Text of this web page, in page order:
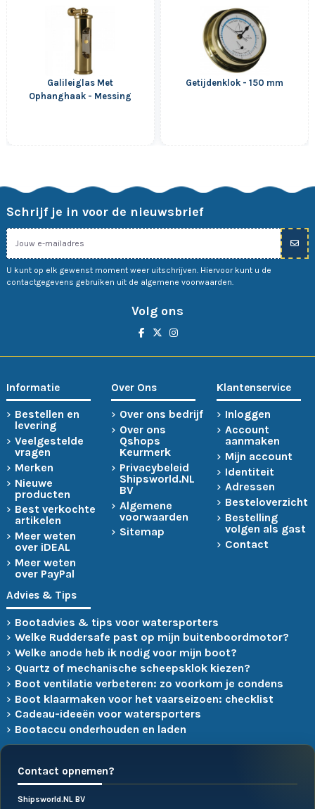
Galileiglas Met
Ophanghaak - Messing
Getijdenklok - 150 mm
Schrijf je in voor de nieuwsbrief
U kunt op elk gewenst moment weer uitschrijven. Hiervoor kunt u de
contactgegevens gebruiken uit de algemene voorwaarden.
Volg ons
Informatie
Bestellen en
levering
Veelgestelde
vragen
Merken
Nieuwe
producten
Best verkochte
artikelen
Meer weten
over iDEAL
Meer weten
over PayPal
Over Ons
Over ons bedrijf
Over ons
Qshops
Keurmerk
Privacybeleid
Shipsworld.NL
BV
Algemene
voorwaarden
Sitemap
Klantenservice
Inloggen
Account
aanmaken
Mijn account
Identiteit
Adressen
Besteloverzicht
Bestelling
volgen als gast
Contact
Advies & Tips
Bootadvies & tips voor watersporters
Welke Ruddersafe past op mijn buitenboordmotor?
Welke anode heb ik nodig voor mijn boot?
Quartz of mechanische scheepsklok kiezen?
Boot ventilatie verbeteren: zo voorkom je condens
Boot klaarmaken voor het vaarseizoen: checklist
Cadeau-ideeën voor watersporters
Bootaccu onderhouden en laden
Contact opnemen?
Shipsworld.NL BV